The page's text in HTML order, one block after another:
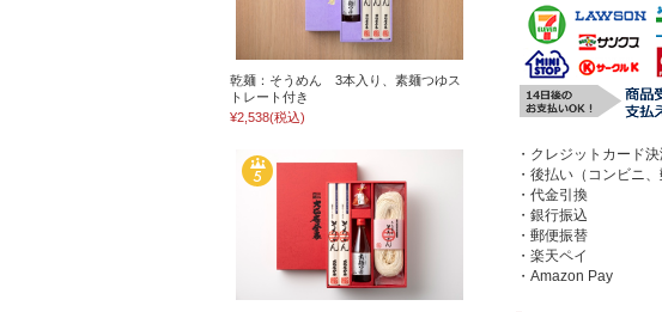
・クレジットカード
・後払い（コンビニ
・代金引換
・銀行振込
・郵便振替
・楽天ペイ
・Amazon Pay
乾麺：そうめん 3本入り、素麺つゆス
トレート付き
¥2,538(税込)